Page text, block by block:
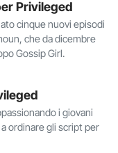
Privileged
cinque nuovi episodi
che da dicembre
Gossip Girl.
i giovani
ordinare gli script per